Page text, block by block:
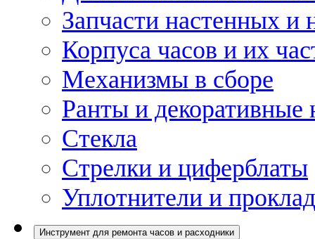
Запчасти настенных и
Корпуса часов и их
Механизмы в сборе
Ранты и декоративные
Стекла
Стрелки и циферблаты
Уплотнители и
Инструмент для ремонта часов и расходники